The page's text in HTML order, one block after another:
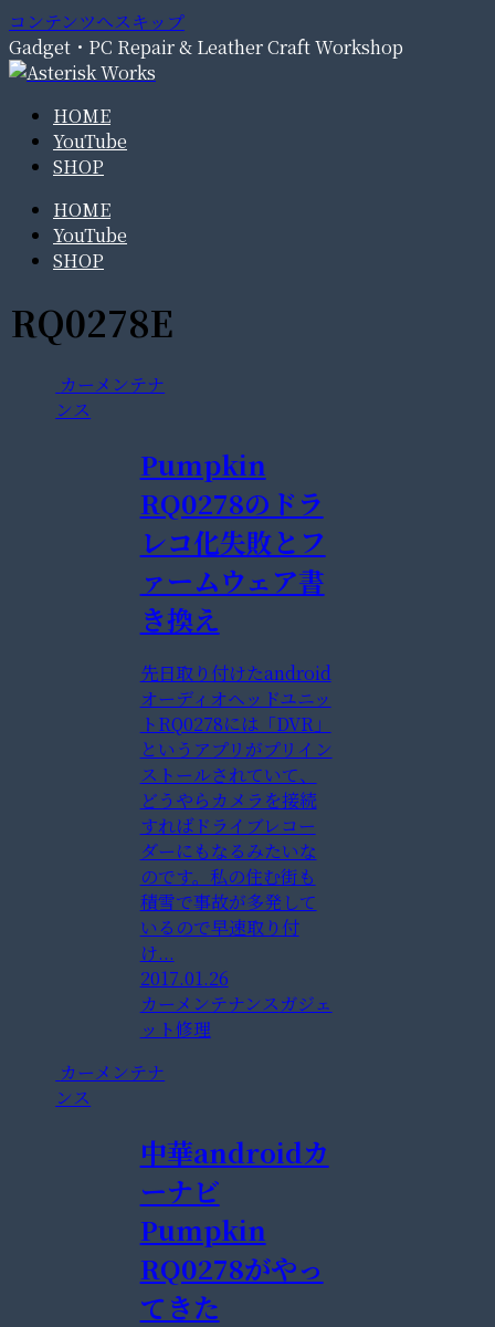
コンテンツへスキップ
Gadget・PC Repair & Leather Craft Workshop
HOME
YouTube
SHOP
HOME
YouTube
SHOP
RQ0278E
カーメンテナ
ンス
Pumpkin
RQ0278のドラ
レコ化失敗とフ
ァームウェア書
き換え
先日取り付けたandroid
オーディオヘッドユニッ
トRQ0278には「DVR」
というアプリがプリイン
ストールされていて、
どうやらカメラを接続
すればドライブレコー
ダーにもなるみたいな
のです。私の住む街も
積雪で事故が多発して
いるので早速取り付
け...
2017.01.26
カーメンテナンスガジェ
ット修理
カーメンテナ
ンス
中華androidカ
ーナビ
Pumpkin
RQ0278がやっ
てきた